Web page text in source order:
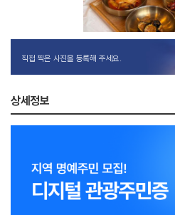
직접 찍은 사진을 등록해 주세요.
상세정보